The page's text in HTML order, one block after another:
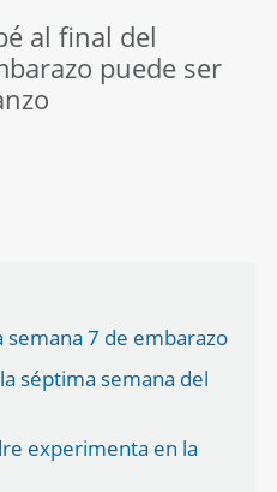
al final del
puede ser
semana 7 de embarazo
séptima semana del
experimenta en la